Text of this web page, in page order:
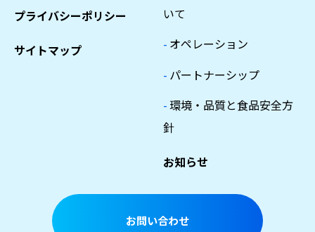
プライバシーポリシー
サイトマップ
いて
- オペレーション
- パートナーシップ
-環境・品質と食品安全方
針
お知らせ
お問い合わせ